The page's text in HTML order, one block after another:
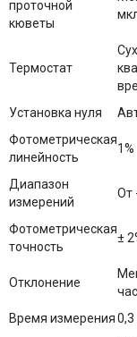
проточной
кюветы
Термостат
Установка нуля
Фотометрическая
линейность
1%
Диапазон
измерений
От
Фотометрическая
точность
±
Отклонение
час
Время измерения0,3